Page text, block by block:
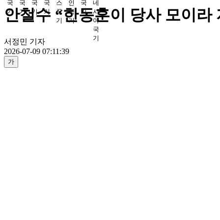
안철수 “한동훈이 당사 모이라
서정민 기자
2026-07-09 07:11:39
가